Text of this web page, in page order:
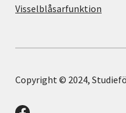
Visselblåsarfunktion
Copyright © 2024,